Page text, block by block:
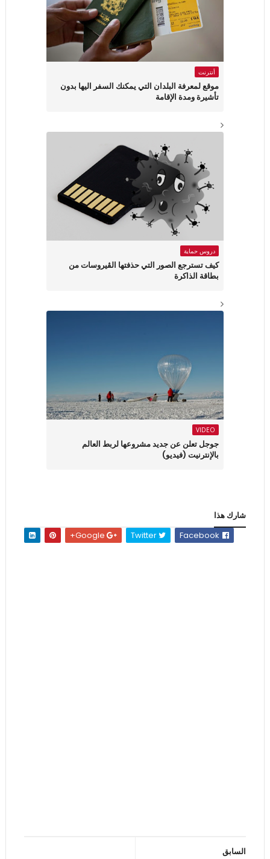
أنترنت
موقع لمعرفة البلدان التي يمكنك السفر اليها بدون
تأشيرة ومدة الإقامة
دروس حماية
كيف تسترجع الصور التي حذفتها الڤيروسات من
بطاقة الذاكرة
VIDEO
جوجل تعلن عن جديد مشروعها لربط العالم
بالإنترنيت (فيديو)
شارك هذا
Twitter
السابق